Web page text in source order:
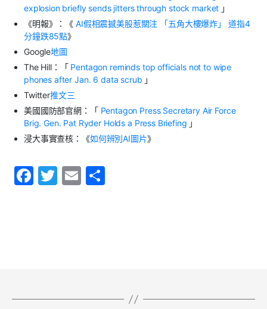
explosion briefly sends jitters through stock market 」
《明報》：《 AI假相震撼美股惹關注 「五角大樓爆炸」 道指4
分鐘跌85點》
Google地圖
The Hill：「 Pentagon reminds top officials not to wipe
phones after Jan. 6 data scrub 」
Twitter推文三
美國國防部官網：「 Pentagon Press Secretary Air Force
Brig. Gen. Pat Ryder Holds a Press Briefing 」
浸大事實查核：《如何辨別AI圖片》
F
T
E